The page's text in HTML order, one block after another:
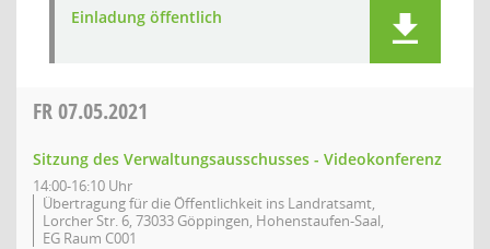
Einladung öffentlich
FR07.05.2021
Sitzung des Verwaltungsausschusses - Videokonferenz
14:00-16:10 Uhr
Übertragung für die Öffentlichkeit ins Landratsamt,
Lorcher Str. 6, 73033 Göppingen, Hohenstaufen-Saal,
EG Raum C001